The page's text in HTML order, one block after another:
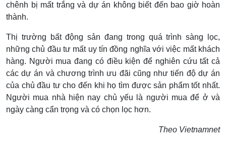
chênh bị mất trắng và dự án không biết đến bao giờ hoàn
thành.
Thị trường bất động sản đang trong quá trình sàng lọc,
những chủ đầu tư mất uy tín đồng nghĩa với việc mất khách
hàng. Người mua đang có điều kiện để nghiên cứu tất cả
các dự án và chương trình ưu đãi cũng như tiến độ dự án
của chủ đầu tư cho đến khi họ tìm được sản phẩm tốt nhất.
Người mua nhà hiện nay chủ yếu là người mua để ở và
ngày càng cẩn trọng và có chọn lọc hơn.
Theo Vietnamnet